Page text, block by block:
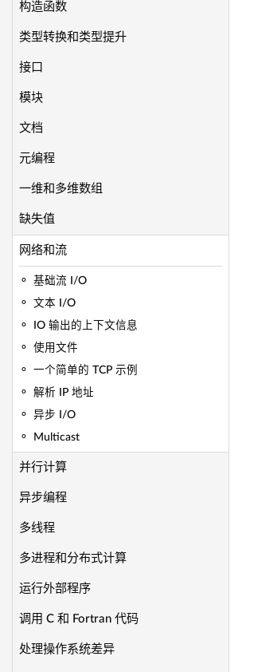
构造函数
类型转换和类型提升
接口
模块
文档
元编程
一维和多维数组
缺失值
网络和流
基础流 I/O
文本 I/O
IO 输出的上下文信息
使用文件
一个简单的 TCP 示例
解析 IP 地址
异步 I/O
Multicast
并行计算
异步编程
多线程
多进程和分布式计算
运行外部程序
调用 C 和 Fortran 代码
处理操作系统差异